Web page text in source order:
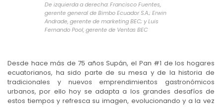
De izquierda a derecha: Francisco Fuentes,
gerente general de Bimbo Ecuador S.A.; Erwin
Andrade, gerente de marketing BEC; y Luis
Fernando Pool, gerente de Ventas BEC
Desde hace más de 75 años Supán, el Pan #1 de los hogares
ecuatorianos, ha sido parte de su mesa y de la historia de
tradicionales y nuevos emprendimientos gastronómicos
urbanos, por ello hoy se adapta a los grandes desafíos de
estos tiempos y refresca su imagen, evolucionando y a la vez